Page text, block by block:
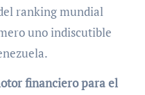
ranking mundial
uno indiscutible
financiero para el